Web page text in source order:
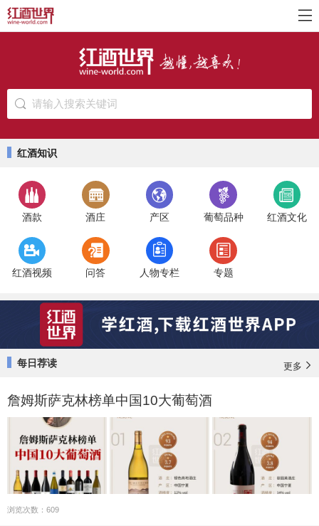
请输入搜索关键词
红酒知识
酒款 酒庄 产区 葡萄品种 红酒文化
红酒视频 问答 人物专栏 专题
每日荐读 更多
詹姆斯萨克林榜单中国10大葡萄酒
浏览次数：609